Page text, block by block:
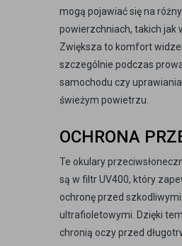
mogą pojawiać się na
powierzchniach, takich jak
Zwiększa to komfort
szczególnie podczas
samochodu czy
świeżym powietrzu.
OCHRONA
Te okulary
są w filtr UV400, który
ochronę przed
ultrafioletowymi. Dzięki
chronią oczy przed